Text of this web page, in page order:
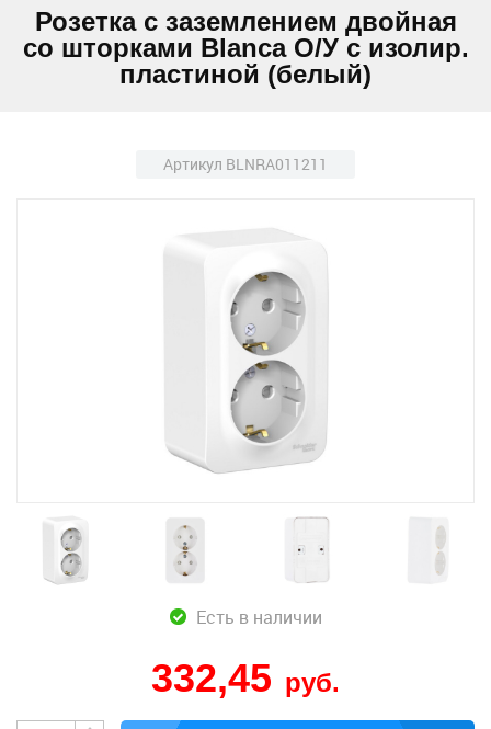
Розетка с заземлением двойная
со шторками Blanca О/У с изолир.
пластиной (белый)
Артикул BLNRA011211
Есть в наличии
332,45 руб.